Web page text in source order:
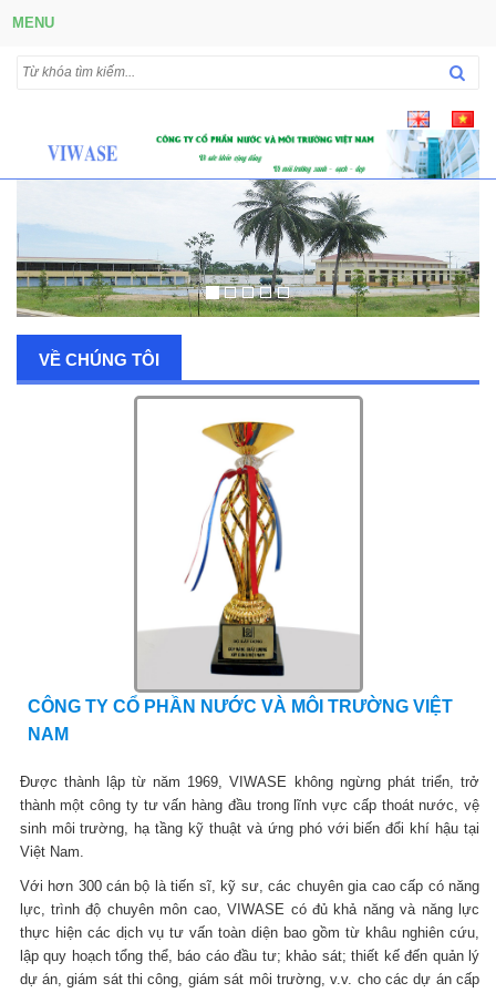
MENU
VỀ CHÚNG TÔI
CÔNG TY CỔ PHẦN NƯỚC VÀ MÔI TRƯỜNG VIỆT
NAM
Được thành lập từ năm 1969, VIWASE không ngừng phát triển, trở
thành một công ty tư vấn hàng đầu trong lĩnh vực cấp thoát nước, vệ
sinh môi trường, hạ tầng kỹ thuật và ứng phó với biến đổi khí hậu tại
Việt Nam.
Với hơn 300 cán bộ là tiến sĩ, kỹ sư, các chuyên gia cao cấp có năng
lực, trình độ chuyên môn cao, VIWASE có đủ khả năng và năng lực
thực hiện các dịch vụ tư vấn toàn diện bao gồm từ khâu nghiên cứu,
lập quy hoạch tổng thể, báo cáo đầu tư; khảo sát; thiết kế đến quản lý
dự án, giám sát thi công, giám sát môi trường, v.v. cho các dự án cấp